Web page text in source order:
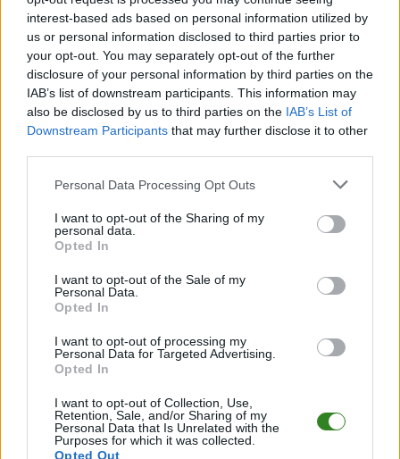
interest-based ads based on personal information utilized by
us or personal information disclosed to third parties prior to
your opt-out. You may separately opt-out of the further
disclosure of your personal information by third parties on the
IAB’s list of downstream participants. This information may
also be disclosed by us to third parties on the IAB’s List of
Downstream Participants that may further disclose it to other
Please note that this website/app uses one or more Google
not limited to your visit or usage behaviour. You may click to
grant or deny consent to Google and its third-party tags to
use your data for below specified purposes in below Google
consent section.
Personal Data Processing Opt Outs
I want to opt-out of the Sharing of my
personal data.
Opted In
I want to opt-out of the Sale of my
Personal Data.
Opted In
I want to opt-out of processing my
Personal Data for Targeted Advertising.
Opted In
I want to opt-out of Collection, Use,
Retention, Sale, and/or Sharing of my
Personal Data that Is Unrelated with the
Purposes for which it was collected.
Opted Out
Po zakończeniu spotkania automatycznie publikujemyoficjalny wynik
spotkania, a także dane meczowe, jeśli są dostępne.
Pełny harmonogram rozgrywek dostępny jest tutaj:Jarosław > Klasa B
Przeworsk - terminarz.
Informacje o składach i strzelcach
W miarę dostępności danych, publikujemyskłady wyjściowe,
aktualizujemy zależnie od poziomu ligi i dostępnych źródeł.
Śledź mecze swojej drużyny
Jeśli jesteś kibicem klubu Gacovia Gać lub PKS UNUM Babice - zaglądaj
tutaj częściej. Nasz serwis regularnie dostarcza informacje o terminach
meczów, wynikach, transferach i newsach klubowych
piłkarskichw województwie. Sprawdź nasze relacje, śledź ulubioną ligę i
bądź na bieżąco z wydarzeniami z boisk!
Gacovia Gać - PKS UNUM Babiceodbędzie się w ramach 18.
kolejki - Jarosław > Klasa B Przeworsk. Spotkanie zostanie rozegrane w
Gacovia Gaćprzystępuje do tego spotkania w roli gospodarza. Jak
drużyna radzi sobie w sezonie 2025/2026 rozgrywek Jarosław > Klasa B
Przeworsk przed własną publicznością? Na tej stronie możecie zobaczyć